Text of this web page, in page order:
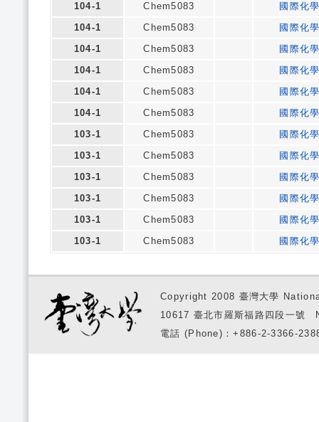
104-1
Chem5083
國際化
104-1
Chem5083
國際化
104-1
Chem5083
國際化
104-1
Chem5083
國際化
104-1
Chem5083
國際化
104-1
Chem5083
國際化
103-1
Chem5083
國際化
103-1
Chem5083
國際化
103-1
Chem5083
國際化
103-1
Chem5083
國際化
103-1
Chem5083
國際化
103-1
Chem5083 國際化
Copyright 2008 臺灣大學
10617 臺北市羅斯福路四段一
電話 (Phone)：+886-2-3366-